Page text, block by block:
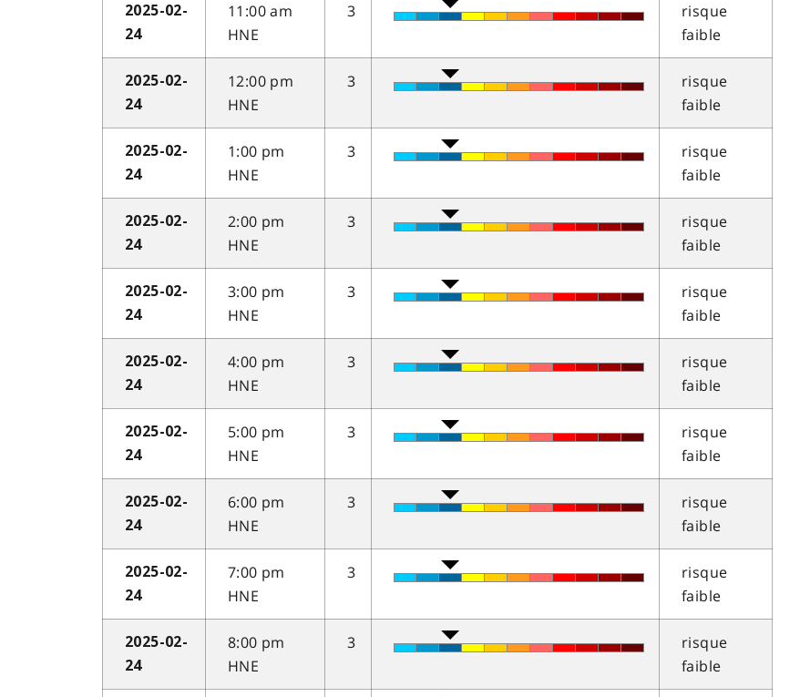
2025-02-
24
11:00 am
HNE
3
risque
faible
2025-02-
24
12:00 pm
HNE
3
risque
faible
2025-02-
24
1:00 pm
HNE
3
risque
faible
2025-02-
24
2:00 pm
HNE
3
risque
faible
2025-02-
24
3:00 pm
HNE
3
risque
faible
2025-02-
24
4:00 pm
HNE
3
risque
faible
2025-02-
24
5:00 pm
HNE
3
risque
faible
2025-02-
24
6:00 pm
HNE
3
risque
faible
2025-02-
24
7:00 pm
HNE
3
risque
faible
2025-02-
24
8:00 pm
HNE
3
risque
faible